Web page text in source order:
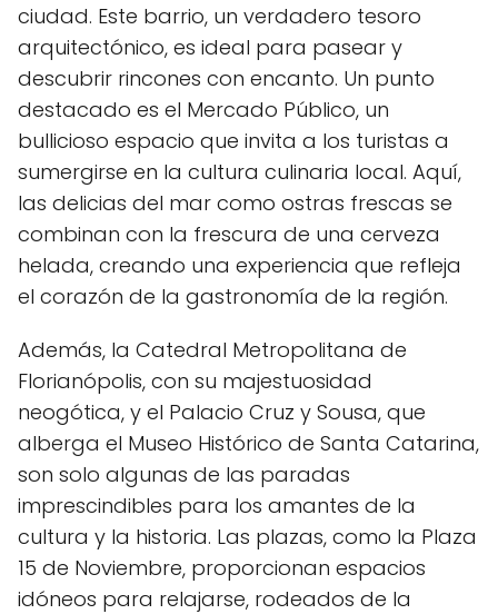
ciudad. Este barrio,⁢ un verdadero tesoro
arquitectónico, es ideal para pasear y
descubrir rincones con encanto. Un punto
destacado es el Mercado ⁣Público, un
bullicioso espacio que invita a los turistas a
sumergirse en la cultura culinaria local. Aquí,
las delicias del mar como ostras frescas se
combinan con ⁤la frescura de una cerveza‌
helada, creando una⁢ experiencia que refleja
el corazón de la gastronomía⁢ de la región.
Además, la ​Catedral Metropolitana de ​
Florianópolis, ⁢con su majestuosidad
neogótica, y el Palacio Cruz⁤ y⁣ Sousa,⁢ que
alberga el Museo Histórico de Santa Catarina,
son solo algunas de las⁣ paradas
imprescindibles para los amantes de⁤ la
cultura y la historia. Las plazas, como la Plaza
15 de Noviembre,‍ proporcionan espacios
idóneos para relajarse, rodeados de la